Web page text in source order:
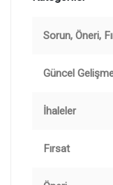
Sorun, Öneri,
Güncel
İhaleler
Fırsat